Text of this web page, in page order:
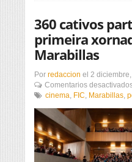
360 cativos
primeira
Marabillas
Por redaccion el 2
Comentarios
cinema, FIC, Marabillas,